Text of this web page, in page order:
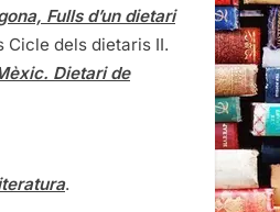
Fulls d’un dietari
Cicle dels dietaris II.
Dietari de
.